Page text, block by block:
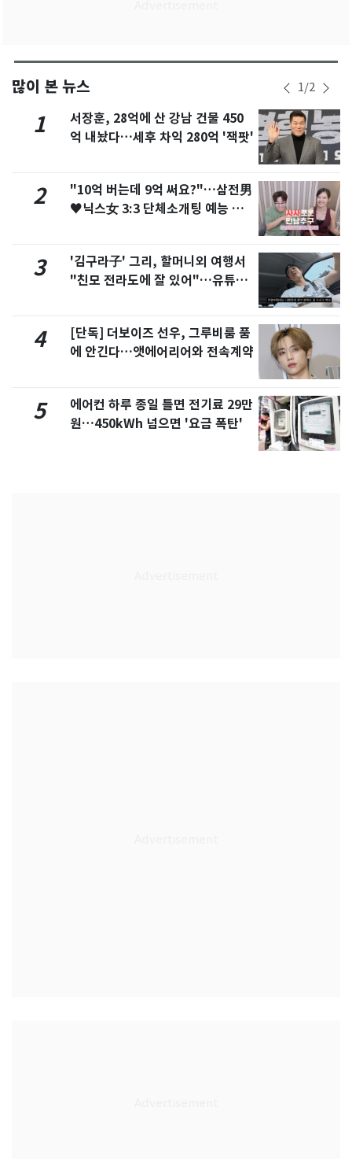
많이 본 뉴스 1/2
1
서장훈, 28억에 산 강남 건물 450
억 내놨다…세후 차익 280억 '잭팟'
2
"10억 버는데 9억 써요?"…삼전男
♥닉스女 3:3 단체소개팅 예능 화
3
'김구라子' 그리, 할머니외 여행서
"친모 전라도에 잘 있어"…유튜브
4
[단독] 더보이즈 선우, 그루비룸 품
에 안긴다…앳에어리어와 전속계약
5
에어컨 하루 종일 틀면 전기료 29만
원…450kWh 넘으면 '요금 폭탄'